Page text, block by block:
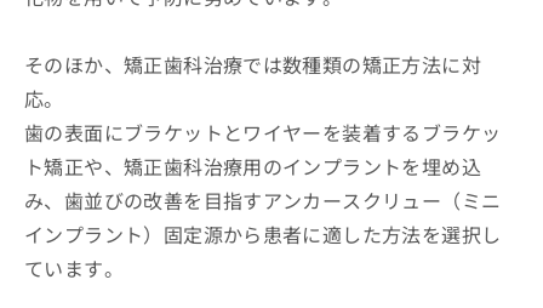
そのほか、矯正歯科治療では数種類の矯正方法に対
応。
歯の表面にブラケットとワイヤーを装着するブラケッ
ト矯正や、矯正歯科治療用のインプラントを埋め込
み、歯並びの改善を目指すアンカースクリュー（ミニ
インプラント）固定源から患者に適した方法を選択し
ています。